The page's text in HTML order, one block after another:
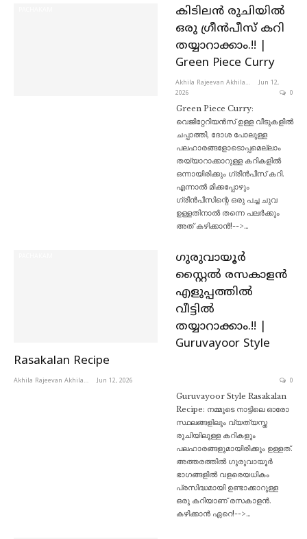
കിടിലൻ രുചിയിൽ
ഒരു ഗ്രീൻപീസ് കറി
തയ്യാറാക്കാം.!! |
Green Piece Curry
Akhila Rajeevan Akhila Rajeevan
Jun 12,
2026
0
Green Piece Curry:
വെജിറ്റേറിയൻസ് ഉള്ള വീടുകളിൽ
ചപ്പാത്തി, ദോശ പോലുള്ള
പലഹാരങ്ങളോടൊപ്പമെല്ലാം
തയ്യാറാക്കാറുള്ള കറികളിൽ
ഒന്നായിരിക്കും ഗ്രീൻപീസ് കറി.
എന്നാൽ മിക്കപ്പോഴും
ഗ്രീൻപീസിന്റെ ഒരു പച്ച ചുവ
ഉള്ളതിനാൽ തന്നെ പലർക്കും
അത് കഴിക്കാൻ!-->…
ഗുരുവായൂർ
സ്റ്റൈൽ രസകാളൻ
എളുപ്പത്തിൽ
വീട്ടിൽ
തയ്യാറാക്കാം.!! |
Guruvayoor Style
Rasakalan Recipe
Akhila Rajeevan Akhila Rajeevan Jun 12, 2026 0
Guruvayoor Style Rasakalan
Recipe: നമ്മുടെ നാട്ടിലെ ഓരോ
സ്ഥലങ്ങളിലും വ്യത്യസ്ത
രുചിയിലുള്ള കറികളും
പലഹാരങ്ങളുമായിരിക്കും ഉള്ളത്.
അത്തരത്തിൽ ഗുരുവായൂർ
ഭാഗങ്ങളിൽ വളരെയധികം
പ്രസിദ്ധമായി ഉണ്ടാക്കാറുള്ള
ഒരു കറിയാണ് രസകാളൻ.
കഴിക്കാൻ ഏറെ!-->…